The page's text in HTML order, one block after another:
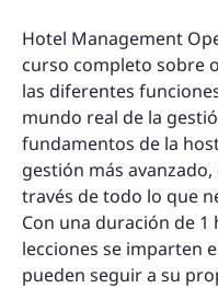
Hotel Management
curso completo sobre
las diferentes
mundo real de la
fundamentos de la
gestión más
través de todo lo que
Con una duración de 1
lecciones se imparten
pueden seguir a su